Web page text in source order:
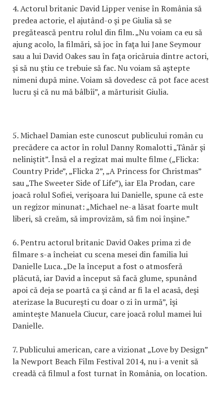
4. Actorul britanic David Lipper venise în România să
predea actorie, el ajutând-o şi pe Giulia să se
pregătească pentru rolul din film. „Nu voiam ca eu să
ajung acolo, la filmări, să joc în faţa lui Jane Seymour
sau a lui David Oakes sau în faţa oricăruia dintre actori,
şi să nu ştiu ce trebuie să fac. Nu voiam să aştepte
nimeni după mine. Voiam să dovedesc că pot face acest
lucru şi că nu mă bâlbîi”, a mărturisit Giulia.
5. Michael Damian este cunoscut publicului român cu
precădere ca actor în rolul Danny Romalotti „Tânăr şi
neliniştit”. Însă el a regizat mai multe filme („Flicka:
Country Pride”, „Flicka 2”, „A Princess for Christmas”
sau „The Sweeter Side of Life”), iar Ela Prodan, care
joacă rolul Sofiei, verişoara lui Danielle, spune că este
un regizor minunat: „Michael ne-a lăsat foarte mult
liberi, să creăm, să improvizăm, să fim noi înşine.”
6. Pentru actorul britanic David Oakes prima zi de
filmare s-a încheiat cu scena mesei din familia lui
Danielle Luca. „De la început a fost o atmosferă
plăcută, iar David a început să facă glume, spunând
apoi că deja se poartă ca şi când ar fi la el acasă, deşi
aterizase la Bucureşti cu doar o zi în urmă”, îşi
aminteşte Manuela Ciucur, care joacă rolul mamei lui
Danielle.
7. Publicului american, care a vizionat „Love by Design”
la Newport Beach Film Festival 2014, nu i-a venit să
creadă că filmul a fost turnat în România, on location.